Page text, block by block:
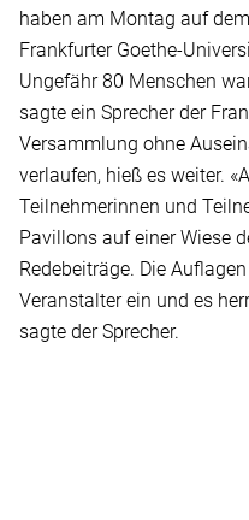
haben am Montag auf
Frankfurter Goethe-
Ungefähr 80 Menschen
sagte ein Sprecher der
Versammlung ohne
verlaufen, hieß es weiter.
Teilnehmerinnen und
Pavillons auf einer Wiese
Redebeiträge. Die
Veranstalter ein und es
sagte der Sprecher.